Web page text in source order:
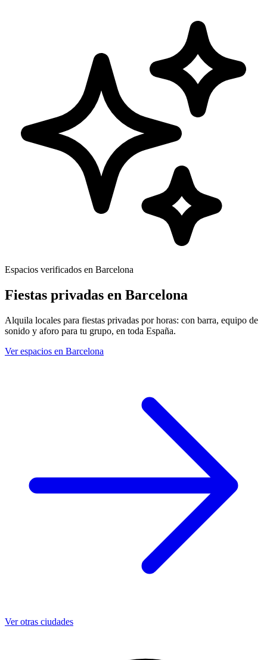
Espacios verificados en Barcelona
Fiestas privadas en Barcelona
Alquila locales para fiestas privadas por horas: con barra, equipo de
sonido y aforo para tu grupo, en toda España.
Ver espacios en Barcelona
Ver otras ciudades